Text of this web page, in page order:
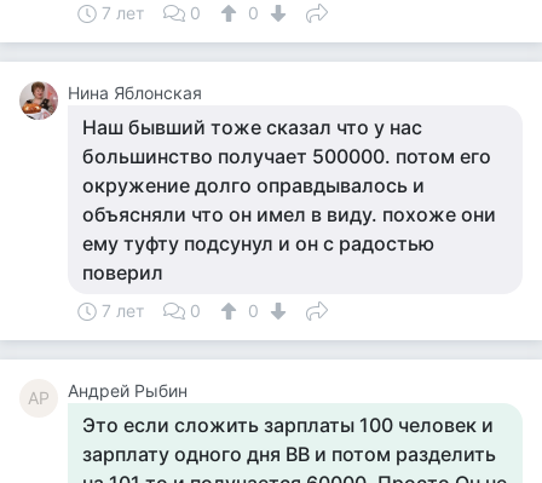
7 лет 0 0
Нина Яблонская
Наш бывший тоже сказал что у нас
большинство получает 500000. потом его
окружение долго оправдывалось и
объясняли что он имел в виду. похоже они
ему туфту подсунул и он с радостью
поверил
7 лет 0 0
АР Андрей Рыбин
Это если сложить зарплаты 100 человек и
зарплату одного дня ВВ и потом разделить